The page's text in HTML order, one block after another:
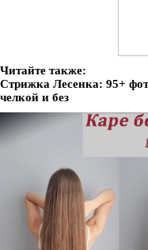
Читайте также:
Стрижка Лесенка: 95+
челкой и без